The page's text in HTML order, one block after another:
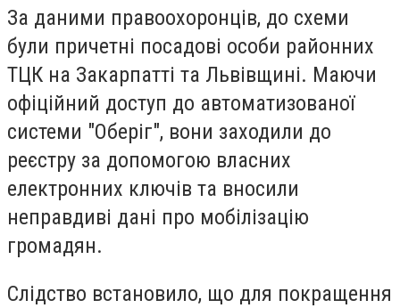
За даними правоохоронців, до схеми
були причетні посадові особи районних
ТЦК на Закарпатті та Львівщині. Маючи
офіційний доступ до автоматизованої
системи "Оберіг", вони заходили до
реєстру за допомогою власних
електронних ключів та вносили
неправдиві дані про мобілізацію
громадян.
Слідство встановило, що для покращення